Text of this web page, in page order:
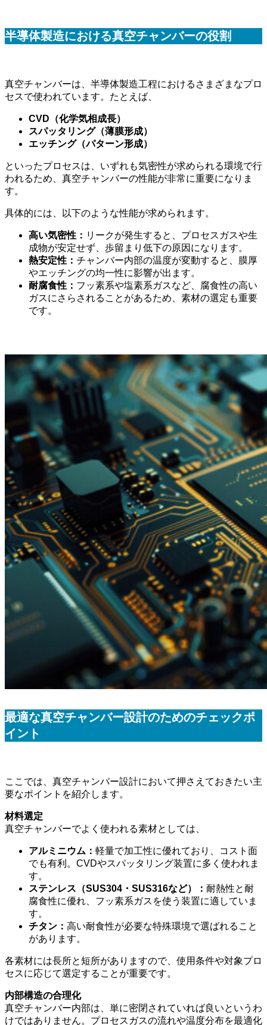
半導体製造における真空チャンバーの役割
真空チャンバーは、半導体製造工程におけるさまざまなプロ
セスで使われています。たとえば、
CVD（化学気相成長）
スパッタリング（薄膜形成）
エッチング（パターン形成）
といったプロセスは、いずれも気密性が求められる環境で行
われるため、真空チャンバーの性能が非常に重要になりま
す。
具体的には、以下のような性能が求められます。
高い気密性： リークが発生すると、プロセスガスや生
成物が安定せず、歩留まり低下の原因になります。
熱安定性： チャンバー内部の温度が変動すると、膜厚
やエッチングの均一性に影響が出ます。
耐腐食性： フッ素系や塩素系ガスなど、腐食性の高い
ガスにさらされることがあるため、素材の選定も重要
です。
最適な真空チャンバー設計のためのチェックポ
イント
ここでは、真空チャンバー設計において押さえておきたい主
要なポイントを紹介します。
材料選定
真空チャンバーでよく使われる素材としては、
アルミニウム： 軽量で加工性に優れており、コスト面
でも有利。CVDやスパッタリング装置に多く使われま
す。
ステンレス（SUS304・SUS316など）： 耐熱性と耐
腐食性に優れ、フッ素系ガスを使う装置に適していま
す。
チタン： 高い耐食性が必要な特殊環境で選ばれること
があります。
各素材には長所と短所がありますので、使用条件や対象プロ
セスに応じて選定することが重要です。
内部構造の合理化
真空チャンバー内部は、単に密閉されていれば良いというわ
けではありません。プロセスガスの流れや温度分布を最適化